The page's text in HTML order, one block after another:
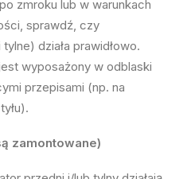
zmroku lub w warunkach
sprawdź, czy
działa prawidłowo.
wyposażony w odblaski
przepisami (np. na
zamontowane)